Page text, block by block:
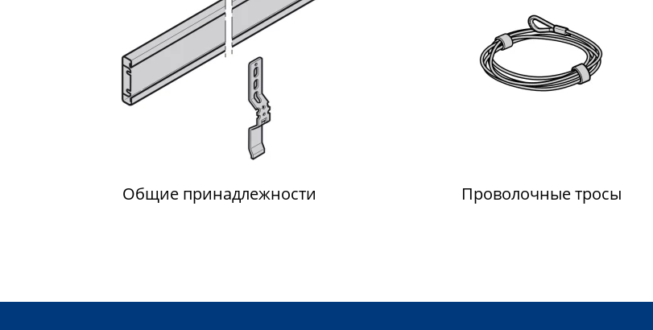
Общие принадлежности Проволочные тросы